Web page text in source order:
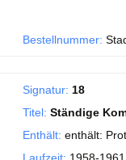
Bestellnummer:
Signatur: 18
Titel: Ständige
Enthält: enthält: